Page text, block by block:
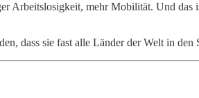
Arbeitslosigkeit, mehr Mobilität. Und das
dass sie fast alle Länder der Welt in den